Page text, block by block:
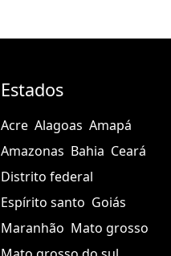
Estados
Acre Alagoas Amapá
Amazonas Bahia Ceará
Distrito federal
Espírito santo Goiás
Maranhão Mato grosso